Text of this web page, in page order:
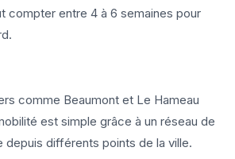
compter entre 4 à 6 semaines pour
comme Beaumont et Le Hameau
est simple grâce à un réseau de
différents points de la ville.